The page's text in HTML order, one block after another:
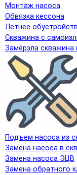
Монтаж насоса
Обвязка кессона
Летнее
Скважина с
Замёрзла
Подъем насоса из
Замена насоса в
Замена насоса ЭЦВ
Замена обратного